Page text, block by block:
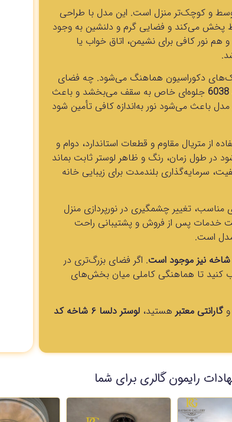
و کوچک‌تر منزل است. این مدل با طراحی
پخش می‌کند و فضایی گرم و دلنشین به وجود
نور کافی برای نشیمن، اتاق خواب یا
دکوراسیون هماهنگ می‌شود. چه فضای
جلوه‌ای خاص به سقف می‌بخشد و باعث
به نظر برسد. وجود ۶ شاخه در این مدل باعث می‌شود نور به‌اندازه کافی تأمین شود
از متریال مقاوم و قطعات استاندارد، دوام و
در طول زمان، رنگ و ظاهر لوستر ثابت بماند
سرمایه‌گذاری بلندمدت برای زیبایی خانه
مناسب، تغییر چشمگیری در نورپردازی منزل
خدمات پس از فروش و پشتیبانی راحت
مدل است.
. اگر فضای بزرگ‌تری در
دارید، می‌توانید نسخه ۸ شاخه را انتخاب کنید تا هماهنگی کاملی میان بخش‌های
وگارانتی معتبر هستید،
لوستر دلسا ۶ شاخه کد
رایمون گالری برای شما